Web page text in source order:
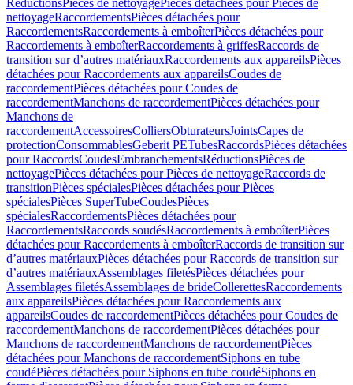
RéductionsPièces de nettoyagePièces détachées pour Pièces de
nettoyageRaccordementsPièces détachées pour
RaccordementsRaccordements à emboîterPièces détachées pour
Raccordements à emboîterRaccordements à griffesRaccords de
transition sur d’autres matériauxRaccordements aux appareilsPièces
détachées pour Raccordements aux appareilsCoudes de
raccordementPièces détachées pour Coudes de
raccordementManchons de raccordementPièces détachées pour
Manchons de
raccordementAccessoiresColliersObturateursJointsCapes de
protectionConsommablesGeberit PETubesRaccordsPièces détachées
pour RaccordsCoudesEmbranchementsRéductionsPièces de
nettoyagePièces détachées pour Pièces de nettoyageRaccords de
transitionPièces spécialesPièces détachées pour Pièces
spécialesPièces SuperTubeCoudesPièces
spécialesRaccordementsPièces détachées pour
RaccordementsRaccords soudésRaccordements à emboîterPièces
détachées pour Raccordements à emboîterRaccords de transition sur
d’autres matériauxPièces détachées pour Raccords de transition sur
d’autres matériauxAssemblages filetésPièces détachées pour
Assemblages filetésAssemblages de brideCollerettesRaccordements
aux appareilsPièces détachées pour Raccordements aux
appareilsCoudes de raccordementPièces détachées pour Coudes de
raccordementManchons de raccordementPièces détachées pour
Manchons de raccordementManchons de raccordementPièces
détachées pour Manchons de raccordementSiphons en tube
coudéPièces détachées pour Siphons en tube coudéSiphons en